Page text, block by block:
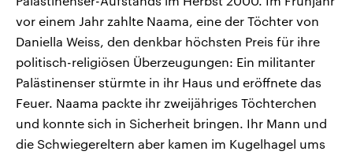
vor einem Jahr zahlte Naama, eine der Töchter von
Daniella Weiss, den denkbar höchsten Preis für ihre
politisch-religiösen Überzeugungen: Ein militanter
Palästinenser stürmte in ihr Haus und eröffnete das
Feuer. Naama packte ihr zweijähriges Töchterchen
und konnte sich in Sicherheit bringen. Ihr Mann und
die Schwiegereltern aber kamen im Kugelhagel ums